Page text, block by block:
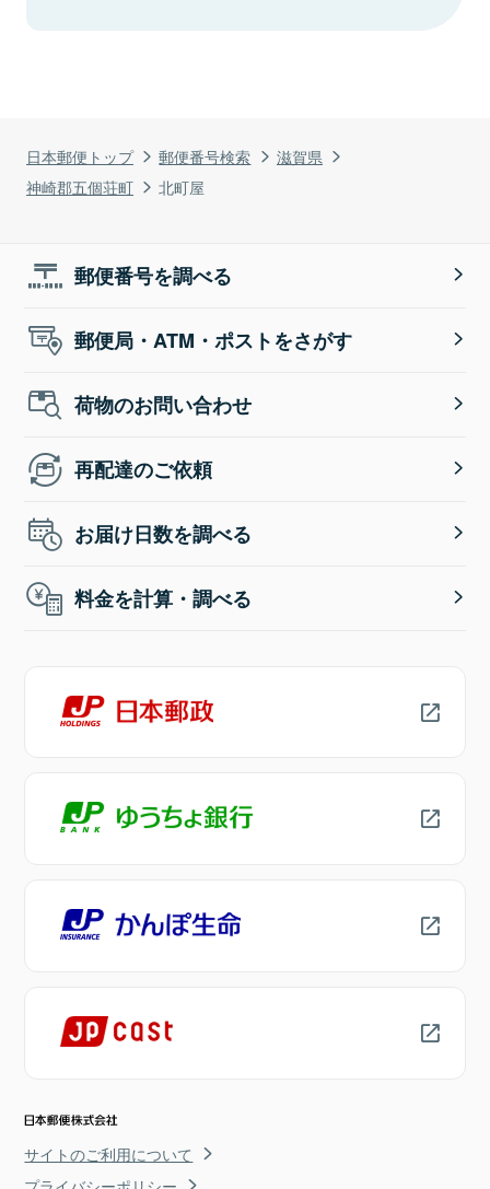
日本郵便トップ 郵便番号検索
滋賀県
神崎郡五個荘町
北町屋
郵便番号を調べる
郵便局・ATM・ポストをさがす
荷物のお問い合わせ
再配達のご依頼
お届け日数を調べる
料金を計算・調べる
サイトのご利用について